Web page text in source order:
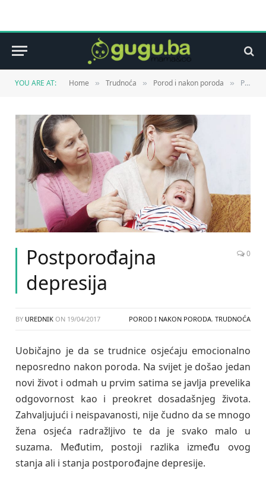
YOU ARE AT: Home » Trudnoća » Porod i nakon poroda » Postporođajna depresija
Postporođajna
depresija
0
BY UREDNIK ON 19/04/2017 POROD I NAKON PORODA, TRUDNOĆA
Uobičajno je da se trudnice osjećaju emocionalno
neposredno nakon poroda. Na svijet je došao jedan
novi život i odmah u prvim satima se javlja prevelika
odgovornost kao i preokret dosadašnjeg života.
Zahvaljujući i neispavanosti, nije čudno da se mnogo
žena osjeća radražljivo te da je svako malo u
suzama. Međutim, postoji razlika između ovog
stanja ali i stanja postporođajne depresije.